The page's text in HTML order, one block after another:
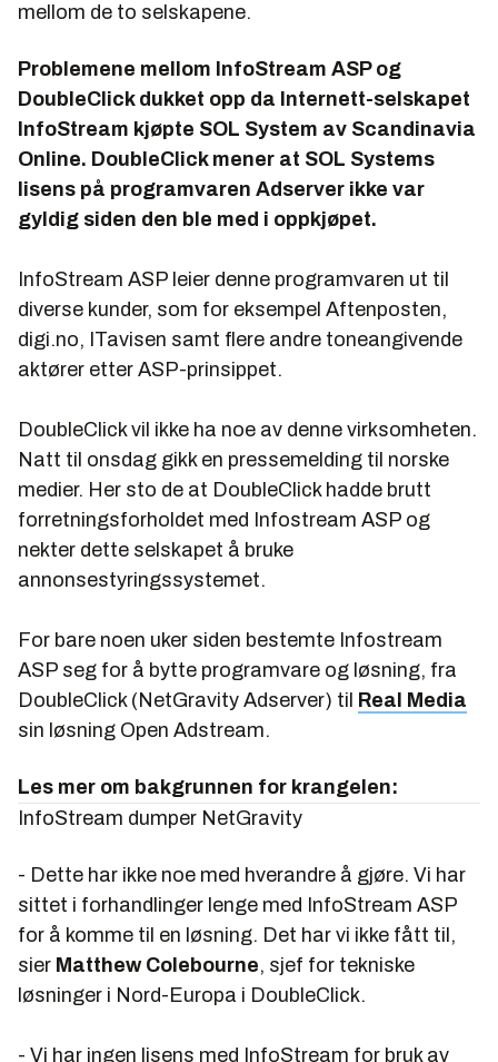
mellom de to selskapene.
Problemene mellom InfoStream ASP og
DoubleClick dukket opp da Internett-selskapet
InfoStream kjøpte SOL System av Scandinavia
Online. DoubleClick mener at SOL Systems
lisens på programvaren Adserver ikke var
gyldig siden den ble med i oppkjøpet.
InfoStream ASP leier denne programvaren ut til
diverse kunder, som for eksempel Aftenposten,
digi.no, ITavisen samt flere andre toneangivende
aktører etter ASP-prinsippet.
DoubleClick vil ikke ha noe av denne virksomheten.
Natt til onsdag gikk en pressemelding til norske
medier. Her sto de at DoubleClick hadde brutt
forretningsforholdet med Infostream ASP og
nekter dette selskapet å bruke
annonsestyringssystemet.
For bare noen uker siden bestemte Infostream
ASP seg for å bytte programvare og løsning, fra
DoubleClick (NetGravity Adserver) til Real Media
sin løsning Open Adstream.
Les mer om bakgrunnen for krangelen:
InfoStream dumper NetGravity
- Dette har ikke noe med hverandre å gjøre. Vi har
sittet i forhandlinger lenge med InfoStream ASP
for å komme til en løsning. Det har vi ikke fått til,
sier Matthew Colebourne, sjef for tekniske
løsninger i Nord-Europa i DoubleClick.
- Vi har ingen lisens med InfoStream for bruk av